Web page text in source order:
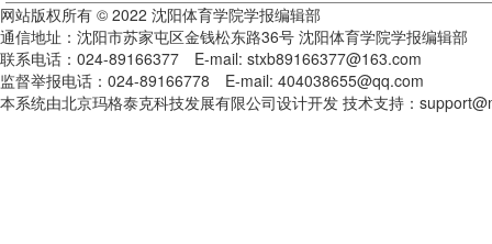
网站版权所有 © 2022 沈阳体育学院学报编辑部
通信地址：沈阳市苏家屯区金钱松东路36号 沈阳体育学院学报编辑部
联系电话：024-89166377 E-mail: stxb89166377@163.com
监督举报电话：024-89166778 E-mail: 404038655@qq.com
本系统由北京玛格泰克科技发展有限公司设计开发 技术支持：